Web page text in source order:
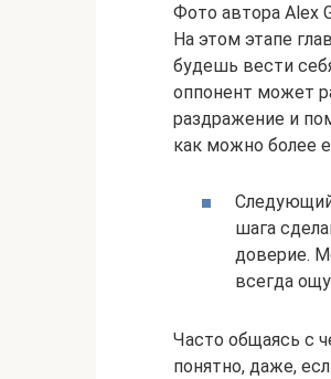
Фото автора Alex
На этом этапе
будешь вести
оппонент может
раздражение и
как можно более
шага
доверие.
всегда
Часто общаясь с
понятно, даже,